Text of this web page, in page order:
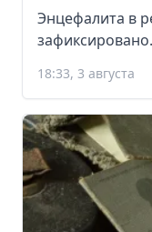
Энцефалита в
зафиксировано.
18:33, 3 августа